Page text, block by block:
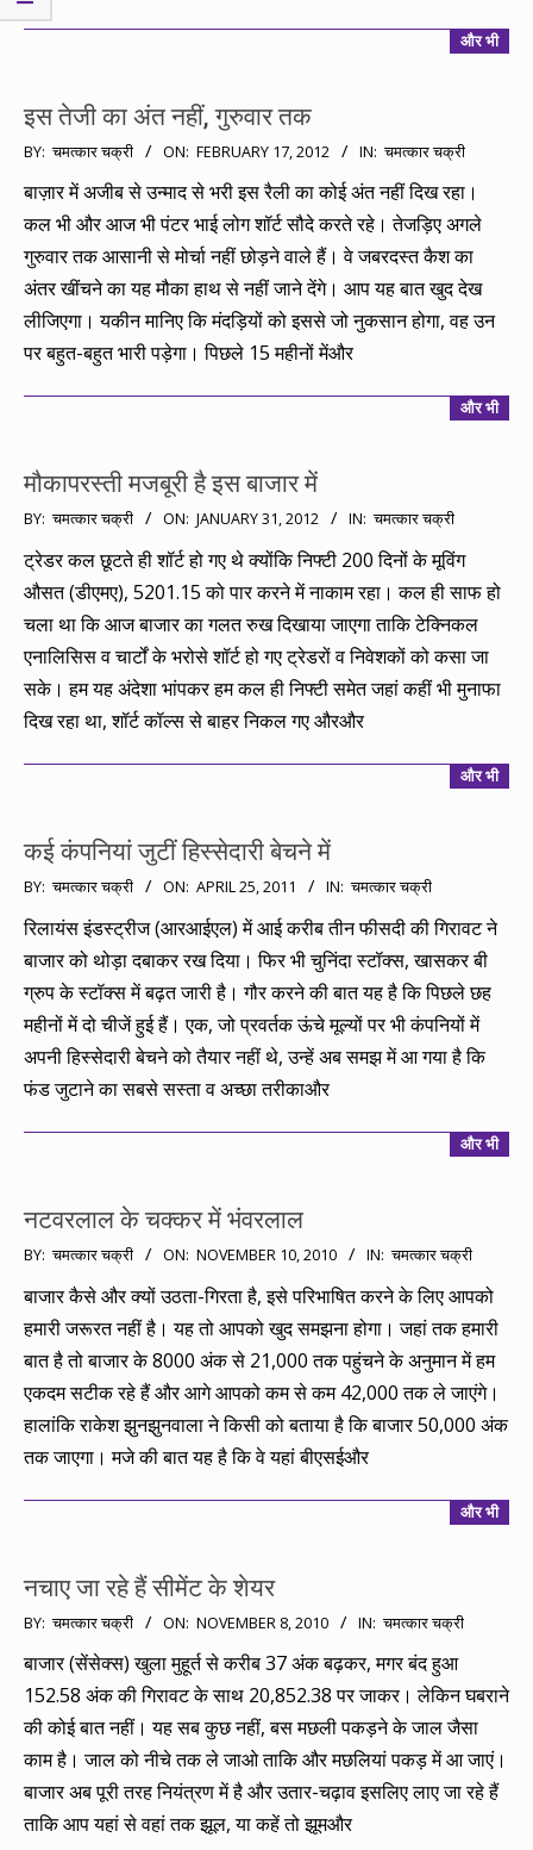
और भी
इस तेजी का अंत नहीं, गुरुवार तक
2012-
BY: चमत्कार चक्री ON: FEBRUARY 17, 2012 IN: चमत्कार चक्री
बाज़ार में अजीब से उन्माद से भरी इस रैली का कोई अंत नहीं दिख रहा।
कल भी और आज भी पंटर भाई लोग शॉर्ट सौदे करते रहे। तेजड़िए अगले
गुरुवार तक आसानी से मोर्चा नहीं छोड़ने वाले हैं। वे जबरदस्त कैश का
अंतर खींचने का यह मौका हाथ से नहीं जाने देंगे। आप यह बात खुद देख
लीजिएगा। यकीन मानिए कि मंदड़ियों को इससे जो नुकसान होगा, वह उन
पर बहुत-बहुत भारी पड़ेगा। पिछले 15 महीनों मेंऔर
और भी
मौकापरस्ती मजबूरी है इस बाजार में
2012-
01-
31
BY: चमत्कार चक्री ON: JANUARY 31, 2012 IN: चमत्कार चक्री
ट्रेडर कल छूटते ही शॉर्ट हो गए थे क्योंकि निफ्टी 200 दिनों के मूविंग
औसत (डीएमए), 5201.15 को पार करने में नाकाम रहा। कल ही साफ हो
चला था कि आज बाजार का गलत रुख दिखाया जाएगा ताकि टेक्निकल
एनालिसिस व चार्टों के भरोसे शॉर्ट हो गए ट्रेडरों व निवेशकों को कसा जा
सके। हम यह अंदेशा भांपकर हम कल ही निफ्टी समेत जहां कहीं भी मुनाफा
दिख रहा था, शॉर्ट कॉल्स से बाहर निकल गए औरऔर
और भी
कई कंपनियां जुटीं हिस्सेदारी बेचने में
2011-
04-
BY: चमत्कार चक्री ON: APRIL 25, 2011 IN: चमत्कार चक्री
रिलायंस इंडस्ट्रीज (आरआईएल) में आई करीब तीन फीसदी की गिरावट ने
बाजार को थोड़ा दबाकर रख दिया। फिर भी चुनिंदा स्टॉक्स, खासकर बी
ग्रुप के स्टॉक्स में बढ़त जारी है। गौर करने की बात यह है कि पिछले छह
महीनों में दो चीजें हुई हैं। एक, जो प्रवर्तक ऊंचे मूल्यों पर भी कंपनियों में
अपनी हिस्सेदारी बेचने को तैयार नहीं थे, उन्हें अब समझ में आ गया है कि
फंड जुटाने का सबसे सस्ता व अच्छा तरीकाऔर
और भी
नटवरलाल के चक्कर में भंवरलाल
2010-
BY: चमत्कार चक्री ON: NOVEMBER 10, 2010 IN: चमत्कार चक्री
बाजार कैसे और क्यों उठता-गिरता है, इसे परिभाषित करने के लिए आपको
हमारी जरूरत नहीं है। यह तो आपको खुद समझना होगा। जहां तक हमारी
बात है तो बाजार के 8000 अंक से 21,000 तक पहुंचने के अनुमान में हम
एकदम सटीक रहे हैं और आगे आपको कम से कम 42,000 तक ले जाएंगे।
हालांकि राकेश झुनझुनवाला ने किसी को बताया है कि बाजार 50,000 अंक
तक जाएगा। मजे की बात यह है कि वे यहां बीएसईऔर
और भी
नचाए जा रहे हैं सीमेंट के शेयर
2010-
08
BY: चमत्कार चक्री ON: NOVEMBER 8, 2010 IN: चमत्कार चक्री
बाजार (सेंसेक्स) खुला मुहूर्त से करीब 37 अंक बढ़कर, मगर बंद हुआ
152.58 अंक की गिरावट के साथ 20,852.38 पर जाकर। लेकिन घबराने
की कोई बात नहीं। यह सब कुछ नहीं, बस मछली पकड़ने के जाल जैसा
काम है। जाल को नीचे तक ले जाओ ताकि और मछलियां पकड़ में आ जाएं।
बाजार अब पूरी तरह नियंत्रण में है और उतार-चढ़ाव इसलिए लाए जा रहे हैं
ताकि आप यहां से वहां तक झूल, या कहें तो झूमऔर